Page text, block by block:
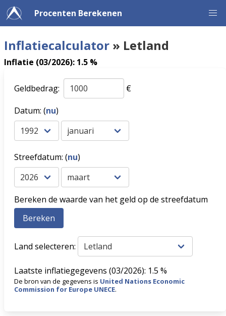
Procenten Berekenen
Inflatiecalculator » Letland
Inflatie (03/2026): 1.5 %
Geldbedrag:
€
Datum: (nu)
Streefdatum: (nu)
Bereken de waarde van het geld op de streefdatum
Land selecteren:
Laatste inflatiegegevens (03/2026): 1.5 %
De bron van de gegevens is United Nations Economic
Commission for Europe UNECE.